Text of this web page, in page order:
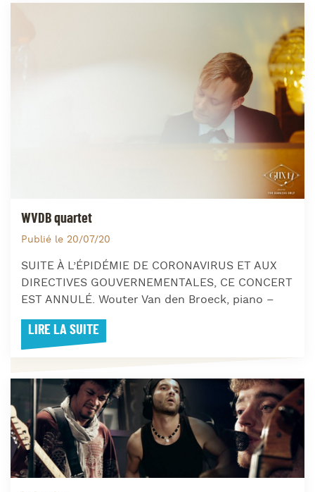
WVDB quartet
Publié le 20/07/20
SUITE À L’ÉPIDÉMIE DE CORONAVIRUS ET AUX
DIRECTIVES GOUVERNEMENTALES, CE CONCERT
EST ANNULÉ. Wouter Van den Broeck, piano –
LIRE LA SUITE